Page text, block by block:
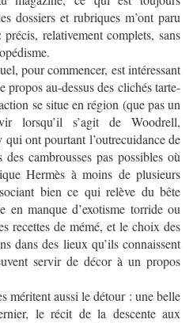
dossiers et rubriques m’ont paru
relativement complets, sans
commencer, est intéressant
au-dessus des clichés tarte-
se situe en région (que pas un
lorsqu’il s’agit de Woodrell,
ont pourtant l’outrecuidance de
cambrousses pas possibles où
Hermès à moins de plusieurs
bien ce qui relève du bête
manque d’exotisme torride ou
recettes de mémé, et le choix des
dans des lieux qu’ils connaissent
servir de décor à un propos
aussi le détour : une belle
le récit de la descente aux